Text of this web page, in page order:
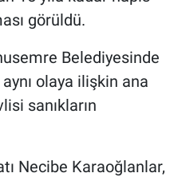
görüldü.
Belediyesinde
olaya ilişkin ana
sanıkların
Necibe Karaoğlanlar,